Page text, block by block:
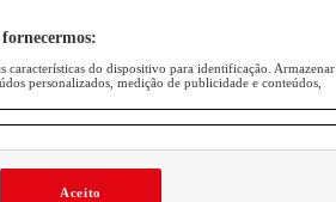
características do dispositivo para identificação. Armazenar
personalizados, medição de publicidade e conteúdos,
Aceito